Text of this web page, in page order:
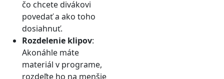
čo chcete divákovi
povedať a ako toho
dosiahnuť.
Rozdelenie klipov:
Akonáhle máte
materiál v programe,
rozdeľte ho na menšie